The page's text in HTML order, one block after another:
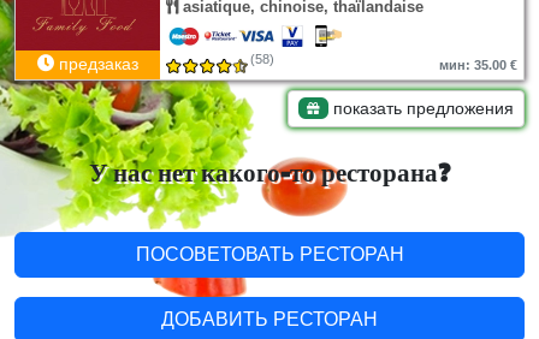
asiatique, chinoise, thaïlandaise
предзаказ (58) мин: 35.00 €
показать предложения
У нас нет какого-то ресторана?
ПОСОВЕТОВАТЬ РЕСТОРАН
ДОБАВИТЬ РЕСТОРАН